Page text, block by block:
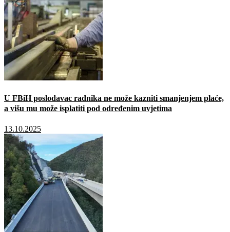
U FBiH poslodavac radnika ne može kazniti smanjenjem plaće,
a višu mu može isplatiti pod određenim uvjetima
13.10.2025